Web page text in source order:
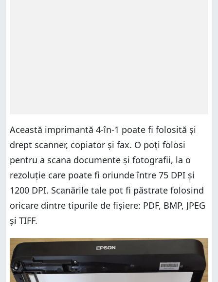
Această imprimantă 4-în-1 poate fi folosită și
drept scanner, copiator și fax. O poți folosi
pentru a scana documente și fotografii, la o
rezoluție care poate fi oriunde între 75 DPI și
1200 DPI. Scanările tale pot fi păstrate folosind
oricare dintre tipurile de fișiere: PDF, BMP, JPEG
și TIFF.